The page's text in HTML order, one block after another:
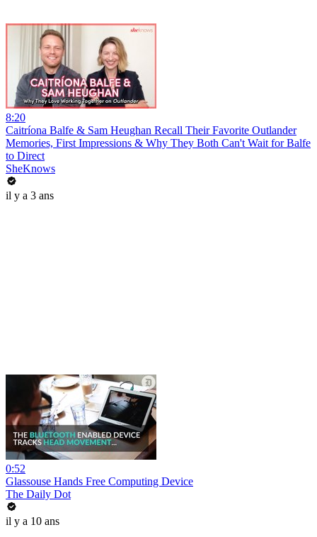
8:20
Caitríona Balfe & Sam Heughan Recall Their Favorite Outlander
Memories, First Impressions & Why They Both Can't Wait for Balfe
to Direct
SheKnows
il y a 3 ans
0:52
Glassouse Hands Free Computing Device
The Daily Dot
il y a 10 ans